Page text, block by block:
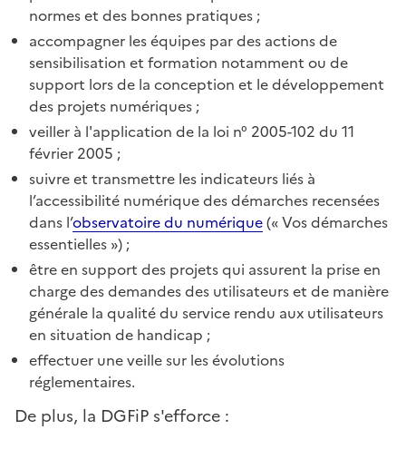
normes et des bonnes pratiques ;
accompagner les équipes par des actions de
sensibilisation et formation notamment ou de
support lors de la conception et le développement
des projets numériques ;
veiller à l'application de la loi n° 2005-102 du 11
février 2005 ;
suivre et transmettre les indicateurs liés à
l’accessibilité numérique des démarches recensées
dans l’observatoire du numérique(« Vos démarches
essentielles ») ;
être en support des projets qui assurent la prise en
charge des demandes des utilisateurs et de manière
générale la qualité du service rendu aux utilisateurs
en situation de handicap ;
effectuer une veille sur les évolutions
réglementaires.
De plus, la DGFiP s'efforce :